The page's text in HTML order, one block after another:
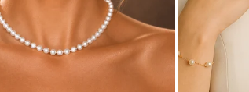
simplu să te simți minunat, poți